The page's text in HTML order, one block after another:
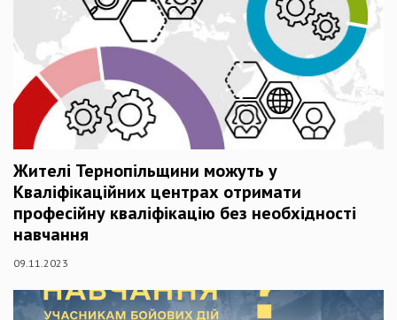
Жителі Тернопільщини можуть у
Кваліфікаційних центрах отримати
професійну кваліфікацію без необхідності
навчання
09.11.2023